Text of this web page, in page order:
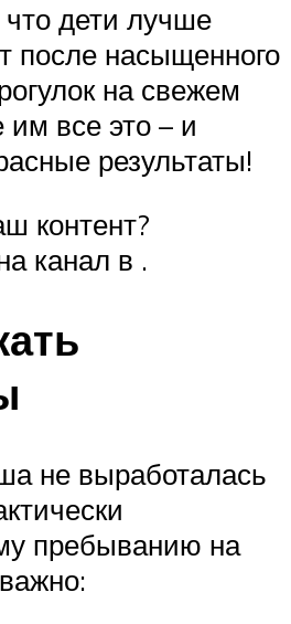
дети лучше
после насыщенного
на свежем
им все это – и
результаты!
контент?
канал в .
не выработалась
пребыванию на